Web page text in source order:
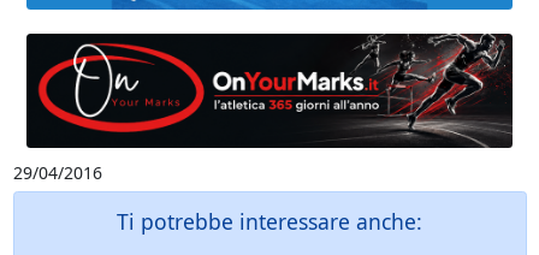
29/04/2016
Ti potrebbe interessare anche: